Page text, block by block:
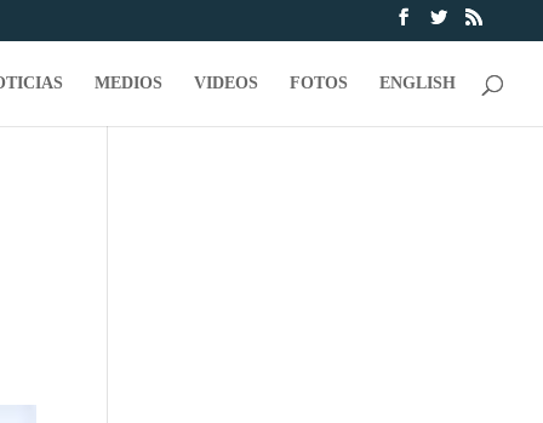
MEDIOS VIDEOS FOTOS ENGLISH